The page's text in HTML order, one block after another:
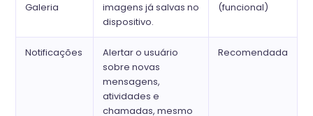
Galeria
imagens já salvas no
dispositivo.
(funcional)
Notificações
Alertar o usuário
sobre novas
mensagens,
atividades e
chamadas, mesmo
Recomendada